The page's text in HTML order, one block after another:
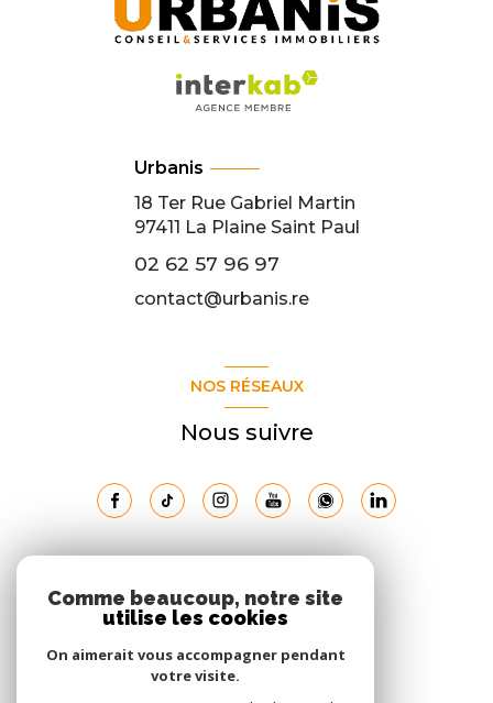
Urbanis
18 Ter Rue Gabriel Martin
97411 La Plaine Saint Paul
02 62 57 96 97
contact@urbanis.re
NOS RÉSEAUX
Nous suivre
Nous adhérons
Comme beaucoup, notre site
utilise les cookies
On aimerait vous accompagner pendant
votre visite.